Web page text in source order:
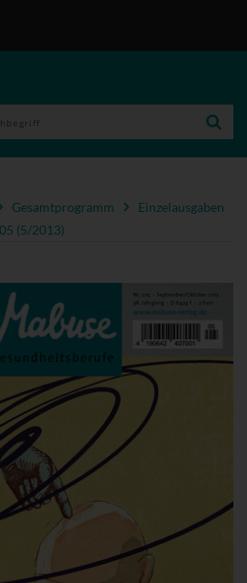
Gesamtprogramm
Einzelausgaben
(5/2013)